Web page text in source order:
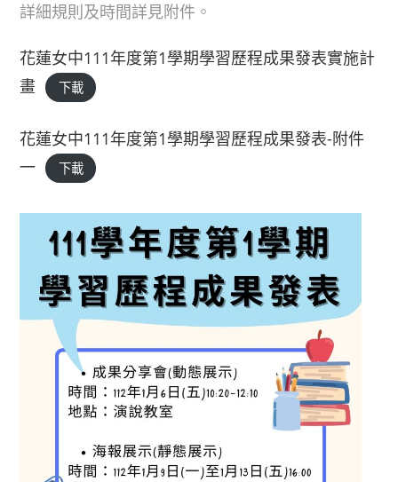
詳細規則及時間詳見附件。
花蓮女中111年度第1學期學習歷程成果發表實施計
畫
下載
花蓮女中111年度第1學期學習歷程成果發表-附件
一
下載